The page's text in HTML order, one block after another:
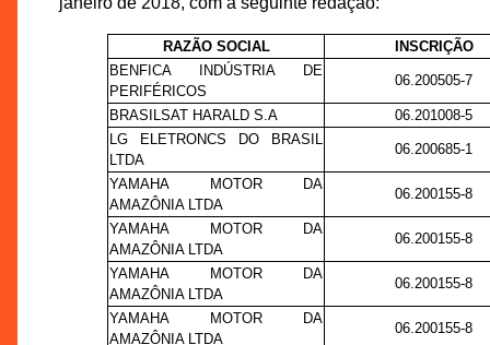
RAZÃO SOCIAL
INSCRIÇÃO
BENFICA INDÚSTRIA DE
PERIFÉRICOS
06.200505-7
BRASILSAT HARALD S.A
06.201008-5
LG ELETRONCS DO BRASIL
LTDA
06.200685-1
YAMAHA MOTOR DA
AMAZÔNIA LTDA
06.200155-8
YAMAHA MOTOR DA
AMAZÔNIA LTDA
06.200155-8
YAMAHA MOTOR DA
AMAZÔNIA LTDA
06.200155-8
YAMAHA MOTOR DA
AMAZÔNIA LTDA
06.200155-8